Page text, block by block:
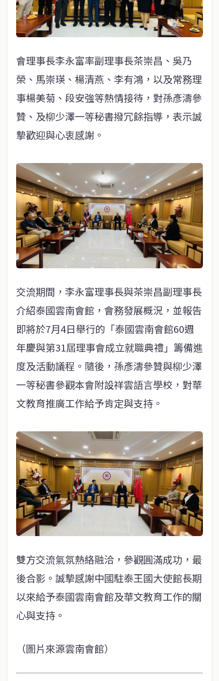
會理事長李永富率副理事長茶崇昌、吳乃
榮、馬崇瑛、楊清燕、李有鴻，以及常務理
事楊美菊、段安強等熱情接待，對孫彥濤參
贊、及柳少澤一等秘書撥冗餘指導，表示誠
摯歡迎與心衷感謝。
交流期間，李永富理事長與茶崇昌副理事長
介紹泰國雲南會館，會務發展概況，並報告
即將於7月4日舉行的「泰國雲南會館60週
年慶與第31屆理事會成立就職典禮」籌備進
度及活動議程。隨後，孫彥濤參贊與柳少澤
一等秘書參觀本會附設祥雲語言學校，對華
文教育推廣工作給予肯定與支持。
雙方交流氣氛熱絡融洽，參觀圓滿成功，最
後合影。誠摯感謝中國駐泰王國大使館長期
以來給予泰國雲南會館及華文教育工作的關
心與支持。
（圖片來源雲南會館）